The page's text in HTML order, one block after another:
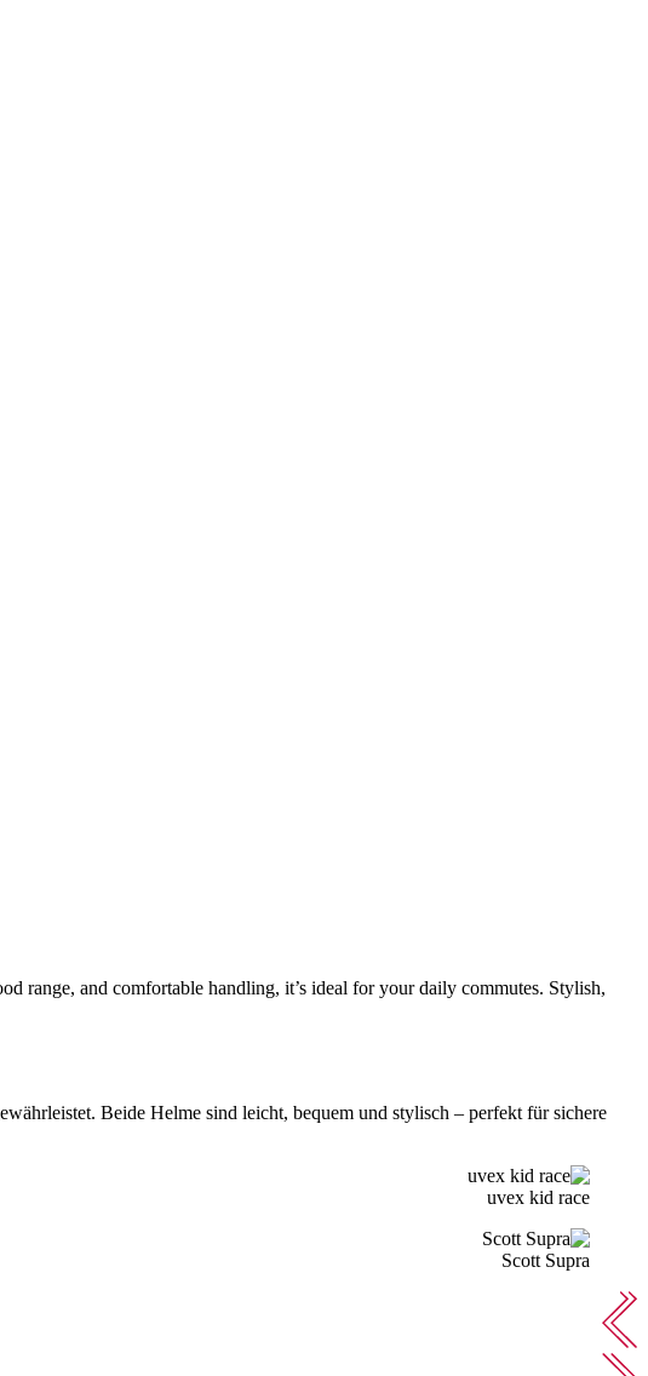
range, and comfortable handling, it’s ideal for your daily commutes. Stylish,
Beide Helme sind leicht, bequem und stylisch – perfekt für sichere
uvex kid race
Scott Supra